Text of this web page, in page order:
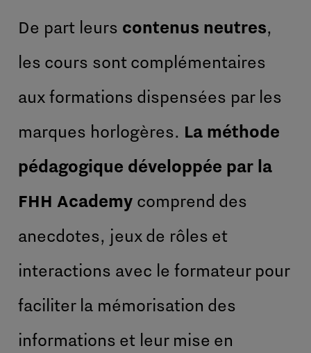
De part leurs contenus neutres,
les cours sont complémentaires
aux formations dispensées par les
marques horlogères. La méthode
pédagogique développée par la
FHH Academy comprend des
anecdotes, jeux de rôles et
interactions avec le formateur pour
faciliter la mémorisation des
informations et leur mise en